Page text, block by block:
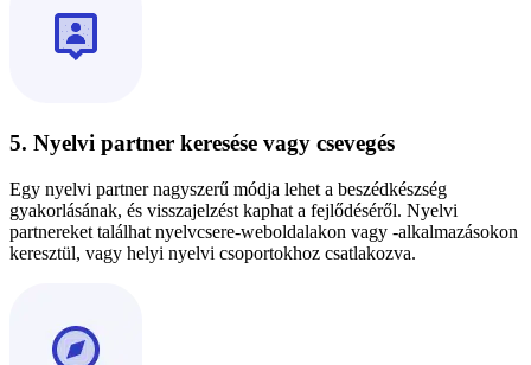
5. Nyelvi partner keresése vagy csevegés
Egy nyelvi partner nagyszerű módja lehet a beszédkészség
gyakorlásának, és visszajelzést kaphat a fejlődéséről. Nyelvi
partnereket találhat nyelvcsere-weboldalakon vagy -alkalmazásokon
keresztül, vagy helyi nyelvi csoportokhoz csatlakozva.